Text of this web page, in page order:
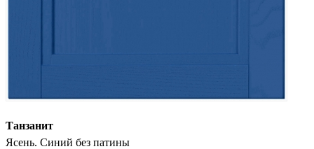
Танзанит
Ясень. Синий без патины